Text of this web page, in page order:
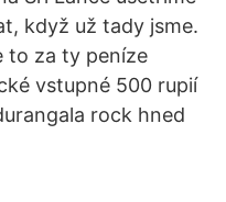
když už tady jsme.
to za ty peníze
vstupné 500 rupií
rock hned